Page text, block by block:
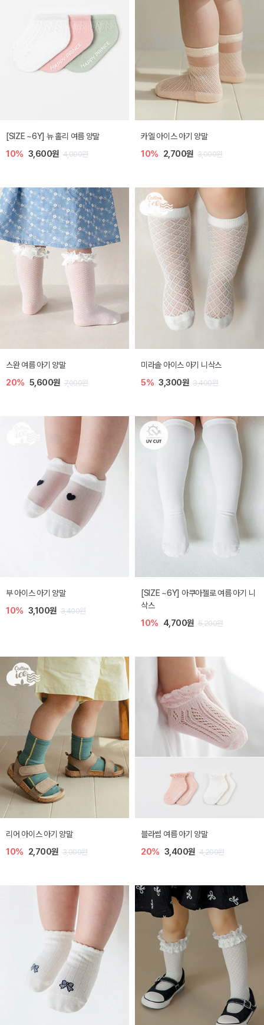
[SIZE ~6Y] 뉴 홀리 여름 양말
10% 3,600원 4,000원
카엘 아이스 아기 양말
10% 2,700원 3,000원
스완 여름 아기 양말
20% 5,600원 7,000원
미라솔 아이스 아기 니삭스
5% 3,300원 3,400원
부 아이스 아기 양말
10% 3,100원 3,400원
[SIZE ~6Y] 아쿠아젤로 여름 아기 니
삭스
10% 4,700원 5,200원
리어 아이스 아기 양말
10% 2,700원 3,000원
블라썸 여름 아기 양말
20% 3,400원 4,200원